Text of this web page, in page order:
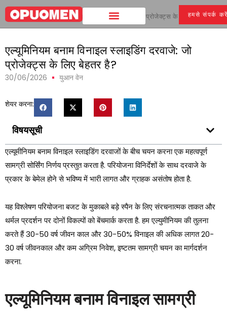
हमसे संपर्क
घर > एल्यूमिनियम बनाम विनाइल स्लाइडिंग दरवाजे: जो प्रोजेक्ट्स के लिए बेहतर है?
एल्यूमिनियम बनाम विनाइल स्लाइडिंग दरवाजे: जो
प्रोजेक्ट्स के लिए बेहतर है?
30/06/2026 युआन वेन
शेयर करना:
विषयसूची
एल्यूमीनियम बनाम विनाइल स्लाइडिंग दरवाजों के बीच चयन करना एक महत्वपूर्ण
सामग्री सोर्सिंग निर्णय प्रस्तुत करता है. परियोजना विनिर्देशों के साथ दरवाजे के
प्रकार के बेमेल होने से भविष्य में भारी लागत और ग्राहक असंतोष होता है.
यह विश्लेषण परियोजना बजट के मुकाबले बड़े स्पैन के लिए संरचनात्मक ताकत और
थर्मल प्रदर्शन पर दोनों विकल्पों को बेंचमार्क करता है. हम एल्युमीनियम की तुलना
करते हैं 30-50 वर्ष जीवन काल और 30-50% विनाइल की अधिक लागत 20-
30 वर्ष जीवनकाल और कम अग्रिम निवेश, इष्टतम सामग्री चयन का मार्गदर्शन
करना.
एल्यूमिनियम बनाम विनाइल सामग्री